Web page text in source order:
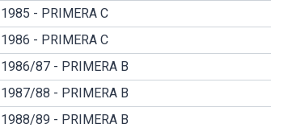
1985 - PRIMERA C
1986 - PRIMERA C
1986/87 - PRIMERA B
1987/88 - PRIMERA B
1988/89 - PRIMERA B